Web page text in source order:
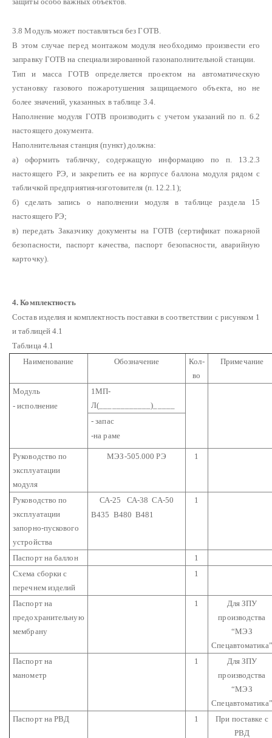
3.8 Модуль может поставляться без ГОТВ.
В этом случае перед монтажом модуля необходимо произвести его
заправку ГОТВ на специализированной газонаполнительной станции.
Тип и масса ГОТВ определяется проектом на автоматическую
установку газового пожаротушения защищаемого объекта, но не
более значений, указанных в таблице 3.4.
Наполнение модуля ГОТВ производить с учетом указаний по п. 6.2
настоящего документа.
Наполнительная станция (пункт) должна:
а) оформить табличку, содержащую информацию по п. 13.2.3
настоящего РЭ, и закрепить ее на корпусе баллона модуля рядом с
табличкой предприятия-изготовителя (п. 12.2.1);
б) сделать запись о наполнении модуля в таблице раздела 15
настоящего РЭ;
в) передать Заказчику документы на ГОТВ (сертификат пожарной
безопасности, паспорт качества, паспорт безопасности, аварийную
карточку).
4. Комплектность
Состав изделия и комплектность поставки в соответствии с рисунком 1
и таблицей 4.1
Таблица 4.1
Наименование
Обозначение
Кол-
во
Примечание
Модуль
- исполнение
1МП-
Л(____________)_____
- запас
-на раме
Руководство по
эксплуатации
модуля
МЭЗ-505.000 РЭ 1
Руководство по
эксплуатации
запорно-пускового
устройства
СА-25 СА-38 СА-50
В435 В480 В481
1
Паспорт на баллон
1
Схема сборки с
перечнем изделий
1
Паспорт на
предохранительную
мембрану
1
Для ЗПУ
производства
“МЭЗ
Спецавтоматика”
Паспорт на
манометр
1
Для ЗПУ
производства
“МЭЗ
Спецавтоматика”
Паспорт на РВД
1
При поставке с
РВД